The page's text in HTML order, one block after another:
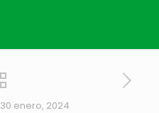
30 enero, 2024